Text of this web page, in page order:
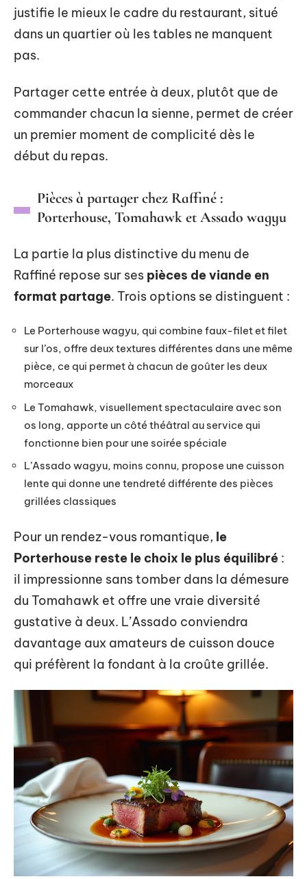
justifie le mieux le cadre du restaurant, situé
dans un quartier où les tables ne manquent
pas.
Partager cette entrée à deux, plutôt que de
commander chacun la sienne, permet de créer
un premier moment de complicité dès le
début du repas.
Pièces à partager chez Raffiné :
Porterhouse, Tomahawk et Assado wagyu
La partie la plus distinctive du menu de
Raffiné repose sur ses pièces de viande en
format partage. Trois options se distinguent :
Le Porterhouse wagyu, qui combine faux-filet et filet
sur l’os, offre deux textures différentes dans une même
pièce, ce qui permet à chacun de goûter les deux
morceaux
Le Tomahawk, visuellement spectaculaire avec son
os long, apporte un côté théâtral au service qui
fonctionne bien pour une soirée spéciale
L’Assado wagyu, moins connu, propose une cuisson
lente qui donne une tendreté différente des pièces
grillées classiques
Pour un rendez-vous romantique, le
Porterhouse reste le choix le plus équilibré :
il impressionne sans tomber dans la démesure
du Tomahawk et offre une vraie diversité
gustative à deux. L’Assado conviendra
davantage aux amateurs de cuisson douce
qui préfèrent la fondant à la croûte grillée.